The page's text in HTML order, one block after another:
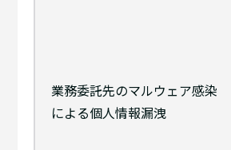
業務委託先のマルウェア感染
による個人情報漏洩